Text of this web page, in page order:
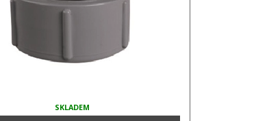
SKLADEM